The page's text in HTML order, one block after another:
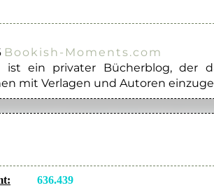
Bookish-Moments.com
ist ein privater Bücherblog, der
mit Verlagen und Autoren
636.439